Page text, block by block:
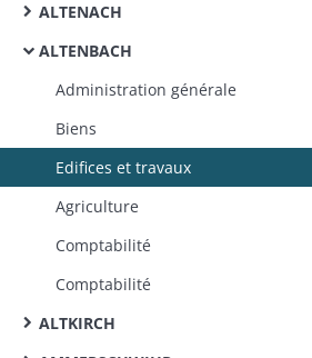
ALTENACH
ALTENBACH
Administration générale
Biens
Edifices et travaux
Agriculture
Comptabilité
Comptabilité
ALTKIRCH